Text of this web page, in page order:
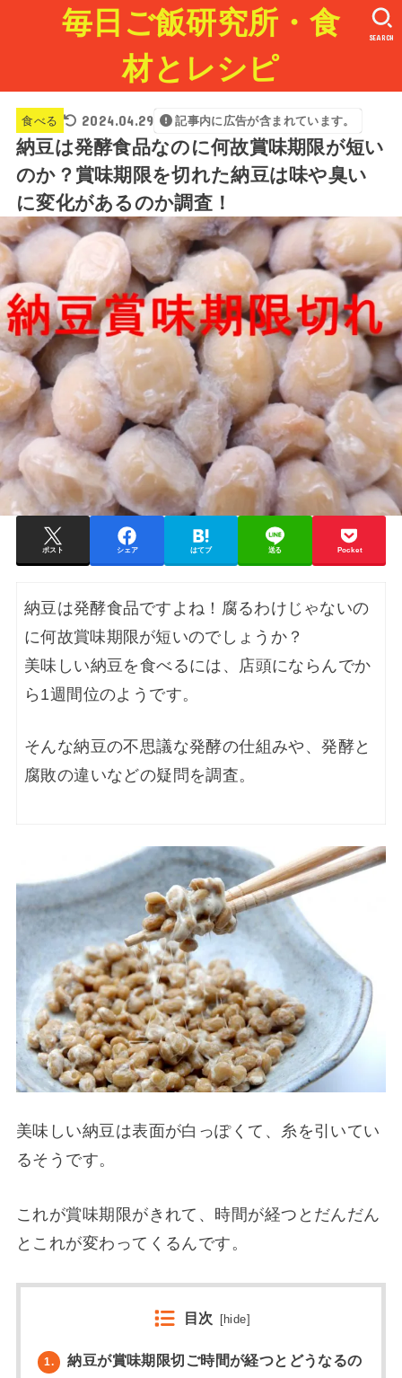
毎日ご飯研究所・食
材とレシピ
SEARCH
食べる 2024.04.29 記事内に広告が含まれています。
納豆は発酵食品なのに何故賞味期限が短い
のか？賞味期限を切れた納豆は味や臭い
に変化があるのか調査！
ポスト シェア はてブ 送る Pocket
納豆は発酵食品ですよね！腐るわけじゃないの
に何故賞味期限が短いのでしょうか？
美味しい納豆を食べるには、店頭にならんでか
ら1週間位のようです。
そんな納豆の不思議な発酵の仕組みや、発酵と
腐敗の違いなどの疑問を調査。
美味しい納豆は表面が白っぽくて、糸を引いてい
るそうです。
これが賞味期限がきれて、時間が経つとだんだん
とこれが変わってくるんです。
目次 [hide]
1.
納豆が賞味期限切ご時間が経つとどうなるの